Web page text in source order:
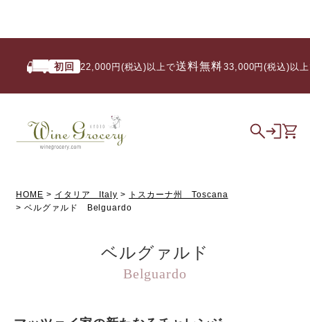
初回 22,000円(税込)以上で送料無料/ 33,000円(税込)以上で
HOME イタリア Italy
トスカーナ州 Toscana
ベルグァルド Belguardo
ベルグァルド
Belguardo